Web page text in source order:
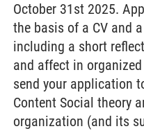
October 31st 2025.
the basis of a CV and
including a short
and affect in
send your application
Content Social theory
organization (and its